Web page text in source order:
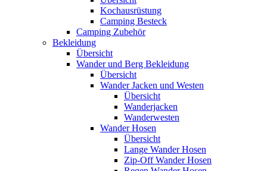
Kochausrüstung
Camping Besteck
Camping Zubehör
Bekleidung
Übersicht
Wander und Berg Bekleidung
Übersicht
Wander Jacken und Westen
Übersicht
Wanderjacken
Wanderwesten
Wander Hosen
Übersicht
Lange Wander Hosen
Zip-Off Wander Hosen